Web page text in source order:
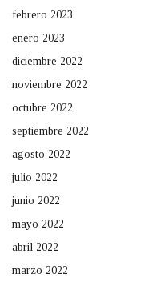
febrero 2023
enero 2023
diciembre 2022
noviembre 2022
octubre 2022
septiembre 2022
agosto 2022
julio 2022
junio 2022
mayo 2022
abril 2022
marzo 2022